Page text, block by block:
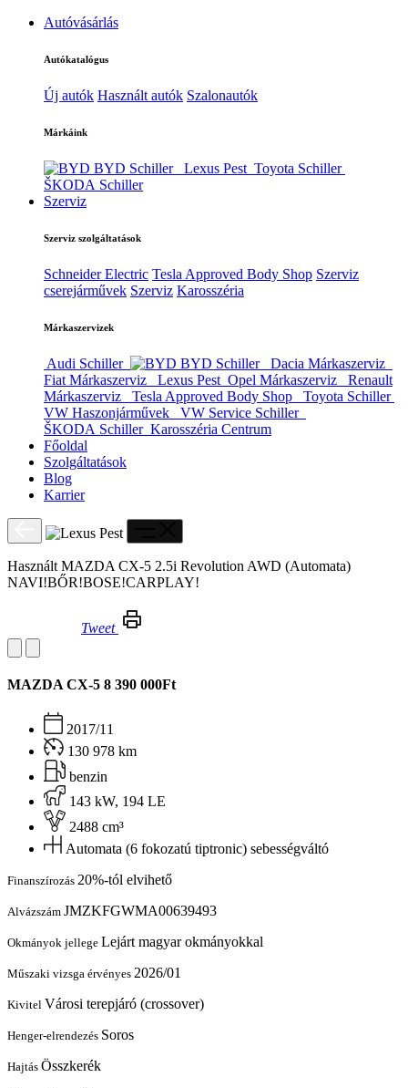
Autóvásárlás
Autókatalógus
Új autók Használt autók Szalonautók
Márkáink
BYD Schiller Lexus Pest Toyota Schiller
ŠKODA Schiller
Szerviz
Szerviz szolgáltatások
Schneider Electric Tesla Approved Body Shop Szerviz
cserejárművek Szerviz Karosszéria
Márkaszervizek
Audi Schiller BYD Schiller
Dacia Márkaszerviz
Fiat Márkaszerviz
Lexus Pest Opel Márkaszerviz
Renault
Márkaszerviz
Tesla Approved Body Shop
Toyota Schiller
VW Haszonjárművek
VW Service Schiller
ŠKODA Schiller Karosszéria Centrum
Főoldal
Szolgáltatások
Blog
Karrier
Használt MAZDA CX-5 2.5i Revolution AWD (Automata)
NAVI!BŐR!BOSE!CARPLAY!
Tweet
MAZDA CX-5 8 390 000Ft
2017/11
130 978 km
benzin
143 kW, 194 LE
2488 cm³
Automata (6 fokozatú tiptronic) sebességváltó
Finanszírozás 20%-tól elvihető
Alvázszám JMZKFGWMA00639493
Okmányok jellege Lejárt magyar okmányokkal
Műszaki vizsga érvényes 2026/01
Kivitel Városi terepjáró (crossover)
Henger-elrendezés Soros
Hajtás Összkerék